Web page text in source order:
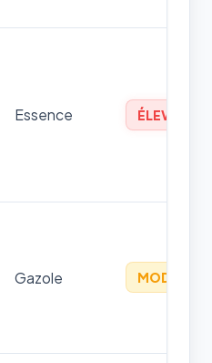
Essence ÉLEVÉ
Gazole MODÉRÉ